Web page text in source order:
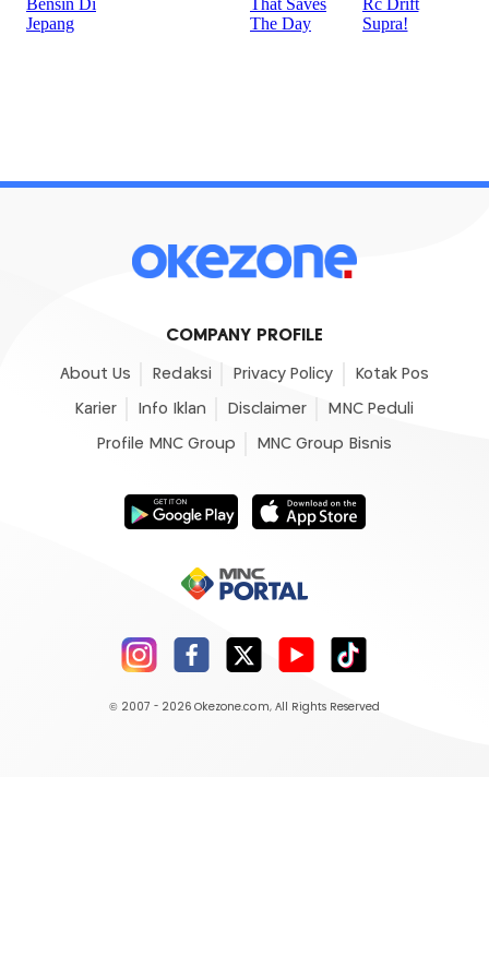
COMPANY PROFILE
About Us Redaksi Privacy Policy Kotak Pos
Karier Info Iklan Disclaimer MNC Peduli
Profile MNC Group MNC Group Bisnis
© 2007 - 2026 Okezone.com, All Rights Reserved